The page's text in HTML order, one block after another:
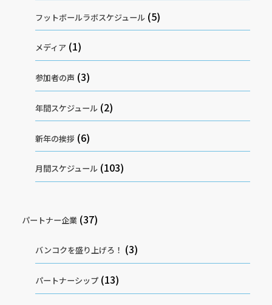
フットボールラボスケジュール (5)
メディア (1)
参加者の声 (3)
年間スケジュール (2)
新年の挨拶 (6)
月間スケジュール (103)
パートナー企業 (37)
バンコクを盛り上げろ！ (3)
パートナーシップ (13)